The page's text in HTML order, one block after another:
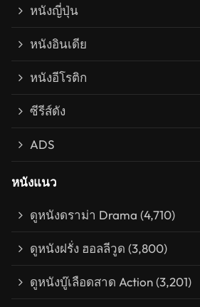
หนังญี่ปุ่น
หนังอินเดีย
หนังอีโรติก
ซีรีส์ดัง
ADS
หนังแนว
ดูหนังดราม่า Drama (4,710)
ดูหนังฝรั่ง ฮอลลีวูด (3,800)
ดูหนังบู๊เลือดสาด Action(3,201)